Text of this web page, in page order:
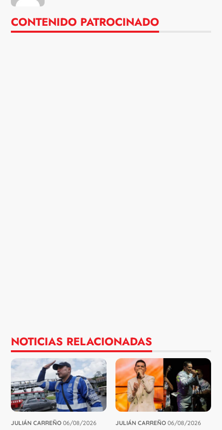
CONTENIDO PATROCINADO
NOTICIAS RELACIONADAS
JULIÁN CARREÑO 06/08/2026 JULIÁN CARREÑO 06/08/2026